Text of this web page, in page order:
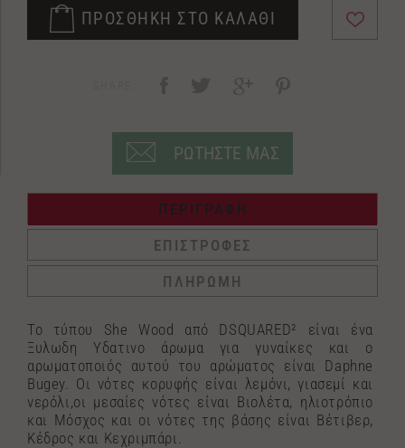
ΠΡΟΣΘΗΚΗ ΣΤΟ ΚΑΛΑΘΙ
ΡΩΤΗΣΤΕ ΜΑΣ
ΠΕΡΙΓΡΑΦΗ
ΕΠΙΣΤΡΟΦΕΣ
ΠΛΗΡΩΜΗ
To τύπου She Wood από DSQUARED² είναι ένα
Ξυλωδη Υδατινο άρωμα για γυναίκες και ο
αρωματοποιός αυτού του αρώματος είναι Daphne
Bugey. Οι νότες κορυφής είναι λεμόνι, γιασεμί και
νερόλι,οι μεσαίες νότες είναι Βιολέτα, ηλιοτρόπιο
και Μόσχος και οι νότες της βάσης είναι Βέτιβερ,
Κέδρος και Κεχριμπάρι.